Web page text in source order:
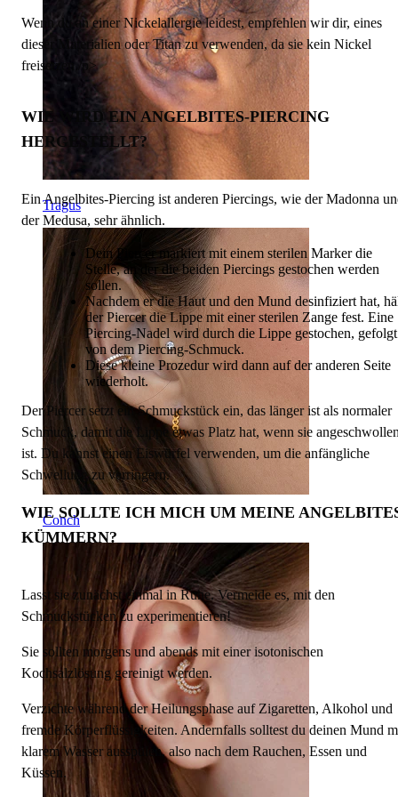
Tragus
Conch
Wenn du an einer Nickelallergie leidest, empfehlen wir dir, eines
dieser Materialien oder Titan zu verwenden, da sie kein Nickel
freisetzen./p>
WIE WIRD EIN ANGELBITES-PIERCING
HERGESTELLT?
Ein Angelbites-Piercing ist anderen Piercings, wie der Madonna
der Medusa, sehr ähnlich.
Dein Piercer markiert mit einem sterilen Marker die
Stelle, an der die beiden Piercings gestochen werden
sollen.
Nachdem er die Haut und den Mund desinfiziert hat,
der Piercer die Lippe mit einer sterilen Zange fest. Eine
Piercing-Nadel wird durch die Lippe gestochen, gefolgt
von dem Piercing-Schmuck.
Diese kleine Prozedur wird dann auf der anderen Seite
wiederholt.
Der Piercer setzt ein Schmuckstück ein, das länger ist als normaler
Schmuck, damit die Lippe etwas Platz hat, wenn sie
ist. Du kannst einen Eiswürfel verwenden, um die anfängliche
Schwellung zu verringern.
WIE SOLLTE ICH MICH UM MEINE
KÜMMERN?
Lasst sie zunächst einmal in Ruhe. Vermeide es, mit den
Schmuckstücken zu experimentieren!
Sie sollten morgens und abends mit einer isotonischen
Kochsalzlösung gereinigt werden.
Verzichte während der Heilungsphase auf Zigaretten, Alkohol und
fremde Körperflüssigkeiten. Andernfalls solltest du deinen Mund
klarem Wasser ausspülen, also nach dem Rauchen, Essen und
Küssen.